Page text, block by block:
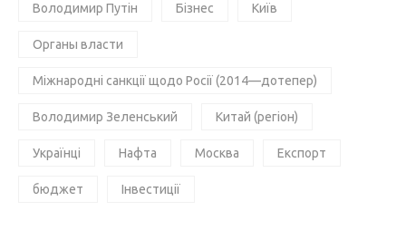
Володимир Путін Бізнес Київ
Органы власти
Міжнародні санкції щодо Росії (2014—дотепер)
Володимир Зеленський Китай (регіон)
Українці Нафта Москва Експорт
бюджет Інвестиції